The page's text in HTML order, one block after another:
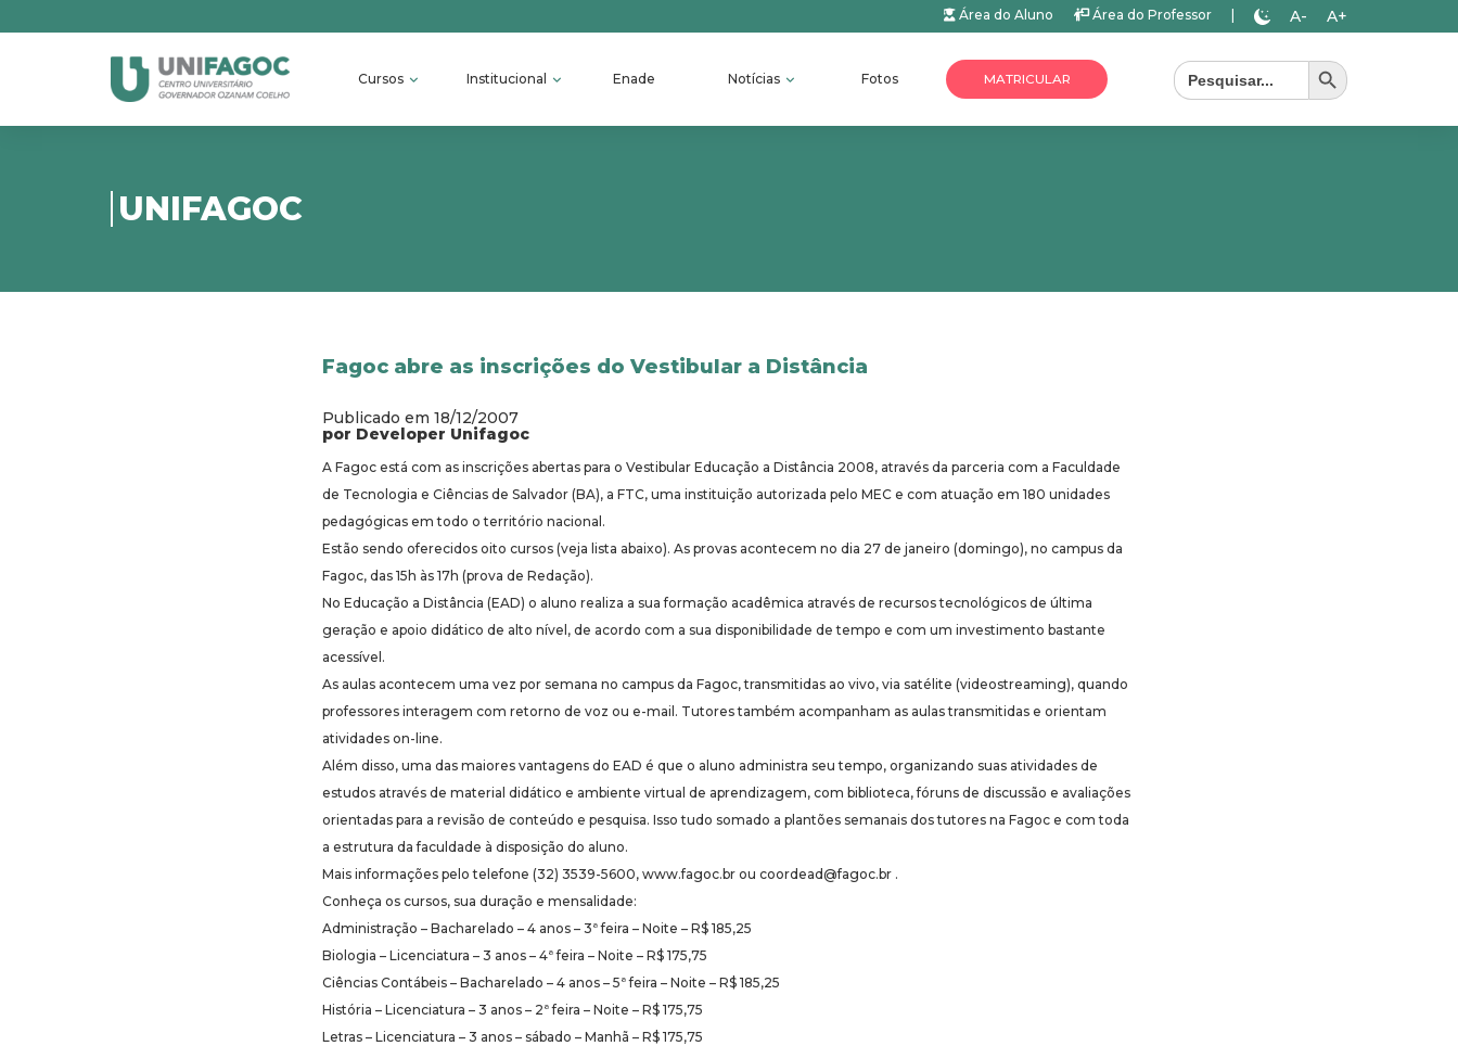
Área do Aluno Área do Professor A- A+
Cursos Institucional Enade Notícias Fotos MATRICULAR
Search
for:
Search Button
UNIFAGOC
Fagoc abre as inscrições do Vestibular a Distância
Publicado em 18/12/2007
por Developer Unifagoc
A Fagoc está com as inscrições abertas para o Vestibular Educação a Distância 2008, através da parceria com a Faculdade
de Tecnologia e Ciências de Salvador (BA), a FTC, uma instituição autorizada pelo MEC e com atuação em 180 unidades
pedagógicas em todo o território nacional.
Estão sendo oferecidos oito cursos (veja lista abaixo). As provas acontecem no dia 27 de janeiro (domingo), no campus da
Fagoc, das 15h às 17h (prova de Redação).
No Educação a Distância (EAD) o aluno realiza a sua formação acadêmica através de recursos tecnológicos de última
geração e apoio didático de alto nível, de acordo com a sua disponibilidade de tempo e com um investimento bastante
acessível.
As aulas acontecem uma vez por semana no campus da Fagoc, transmitidas ao vivo, via satélite (videostreaming), quando
professores interagem com retorno de voz ou e-mail. Tutores também acompanham as aulas transmitidas e orientam
atividades on-line.
Além disso, uma das maiores vantagens do EAD é que o aluno administra seu tempo, organizando suas atividades de
estudos através de material didático e ambiente virtual de aprendizagem, com biblioteca, fóruns de discussão e avaliações
orientadas para a revisão de conteúdo e pesquisa. Isso tudo somado a plantões semanais dos tutores na Fagoc e com toda
a estrutura da faculdade à disposição do aluno.
Mais informações pelo telefone (32) 3539-5600, www.fagoc.br ou coordead@fagoc.br .
Conheça os cursos, sua duração e mensalidade:
Administração – Bacharelado – 4 anos – 3ª feira – Noite – R$ 185,25
Biologia – Licenciatura – 3 anos – 4ª feira – Noite – R$ 175,75
Ciências Contábeis – Bacharelado – 4 anos – 5ª feira – Noite – R$ 185,25
História – Licenciatura – 3 anos – 2ª feira – Noite – R$ 175,75
Letras – Licenciatura – 3 anos – sábado – Manhã – R$ 175,75